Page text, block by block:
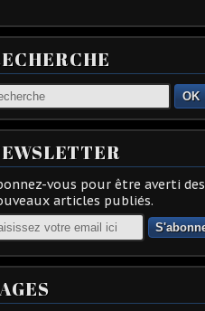
OK
vous pour être averti des
articles publiés.